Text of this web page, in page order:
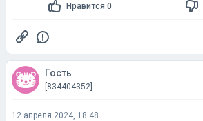
Нравится 0
Гость
[834404352]
12 апреля 2024, 18:48